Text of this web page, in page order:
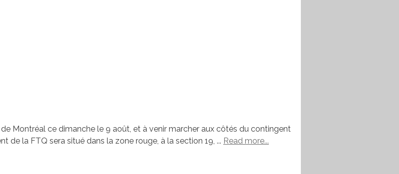
Montréal ce dimanche le 9 août, et à venir marcher aux côtés du contingent
de la FTQ sera situé dans la zone rouge, à la section 19, ... Read more...